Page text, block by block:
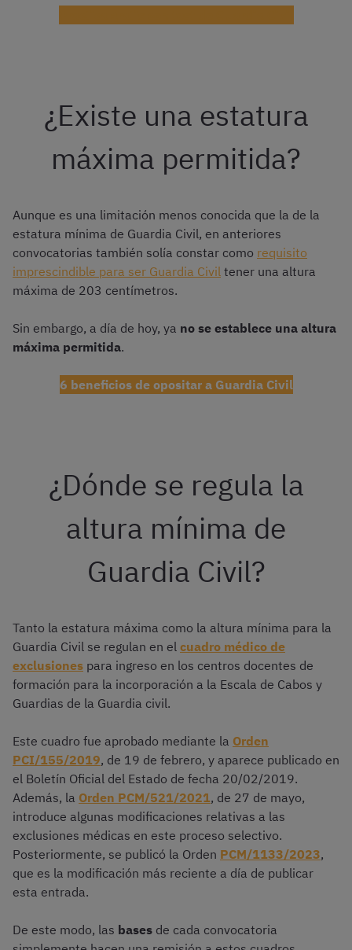
¿Existe una estatura
máxima permitida?
Aunque es una limitación menos conocida que la de la
estatura mínima de Guardia Civil, en anteriores
convocatorias también solía constar como requisito
imprescindible para ser Guardia Civil tener una altura
máxima de 203 centímetros.
Sin embargo, a día de hoy, ya no se establece una altura
máxima permitida.
6 beneficios de opositar a Guardia Civil
¿Dónde se regula la
altura mínima de
Guardia Civil?
Tanto la estatura máxima como la altura mínima para la
Guardia Civil se regulan en el cuadro médico de
exclusiones para ingreso en los centros docentes de
formación para la incorporación a la Escala de Cabos y
Guardias de la Guardia civil.
Este cuadro fue aprobado mediante la Orden
PCI/155/2019, de 19 de febrero, y aparece publicado en
el Boletín Oficial del Estado de fecha 20/02/2019.
Además, la Orden PCM/521/2021, de 27 de mayo,
introduce algunas modificaciones relativas a las
exclusiones médicas en este proceso selectivo.
Posteriormente, se publicó la Orden PCM/1133/2023,
que es la modificación más reciente a día de publicar
esta entrada.
De este modo, las bases de cada convocatoria